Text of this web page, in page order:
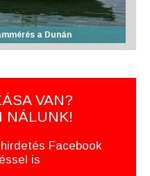
a Dunán
VAN?
NÁLUNK!
Facebook
is